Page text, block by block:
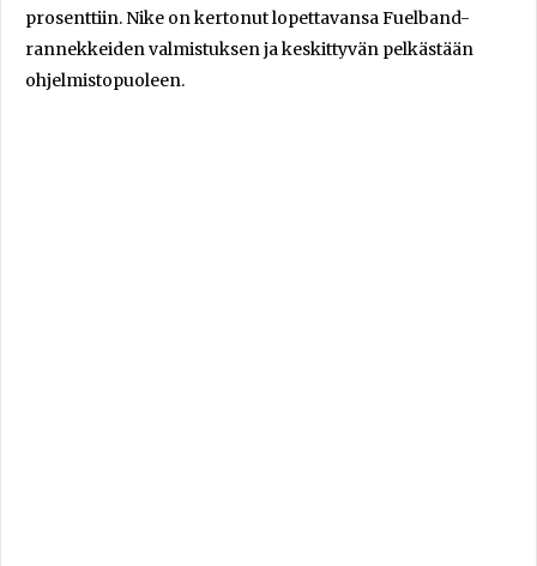
prosenttiin. Nike on kertonut lopettavansa Fuelband-
rannekkeiden valmistuksen ja keskittyvän pelkästään
ohjelmistopuoleen.